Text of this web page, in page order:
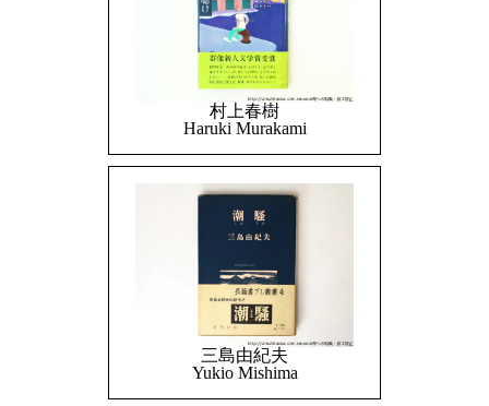
村上春樹
Haruki Murakami
三島由紀夫
Yukio Mishima